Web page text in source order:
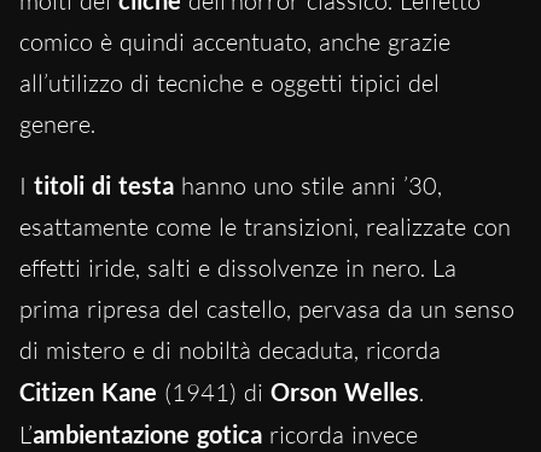
comico è quindi accentuato, anche grazie
all’utilizzo di tecniche e oggetti tipici del
genere.
I titoli di testa hanno uno stile anni ’30,
esattamente come le transizioni, realizzate con
effetti iride, salti e dissolvenze in nero. La
prima ripresa del castello, pervasa da un senso
di mistero e di nobiltà decaduta, ricorda
Citizen Kane (1941) di Orson Welles.
L’ambientazione gotica ricorda invece